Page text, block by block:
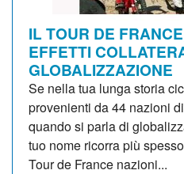
IL TOUR DE
EFFETTI
GLOBALIZZAZIONE
Se nella tua lunga storia
provenienti da 44 nazioni
quando si parla di
tuo nome ricorra più
Tour de France nazioni...